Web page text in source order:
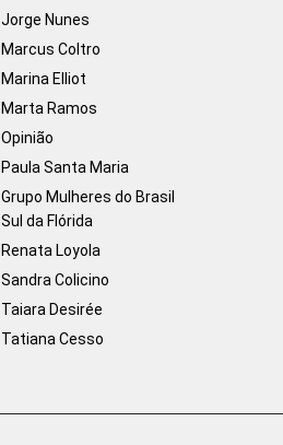
Jorge Nunes
Marcus Coltro
Marina Elliot
Marta Ramos
Opinião
Paula Santa Maria
Grupo Mulheres do Brasil
Sul da Flórida
Renata Loyola
Sandra Colicino
Taiara Desirée
Tatiana Cesso